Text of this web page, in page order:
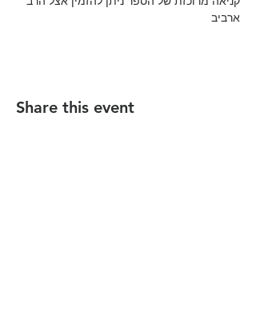
ארביב
Share this event